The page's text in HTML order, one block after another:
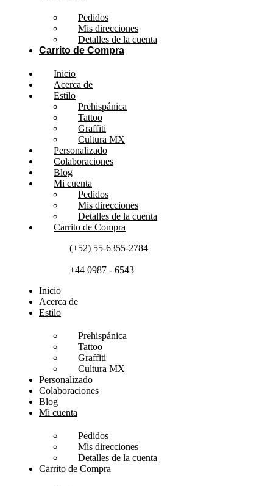
Pedidos
Mis direcciones
Detalles de la cuenta
Carrito de Compra
Inicio
Acerca de
Estilo
Prehispánica
Tattoo
Graffiti
Cultura MX
Personalizado
Colaboraciones
Blog
Mi cuenta
Pedidos
Mis direcciones
Detalles de la cuenta
Carrito de Compra
(+52) 55-6355-2784
+44 0987 - 6543
Inicio
Acerca de
Estilo
Prehispánica
Tattoo
Graffiti
Cultura MX
Personalizado
Colaboraciones
Blog
Mi cuenta
Pedidos
Mis direcciones
Detalles de la cuenta
Carrito de Compra